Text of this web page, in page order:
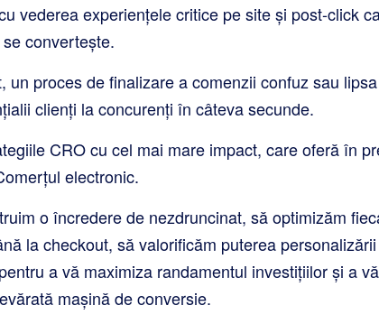
vederea experiențele critice pe site și post-click
convertește.
un proces de finalizare a comenzii confuz sau
clienți la concurenți în câteva secunde.
CRO cu cel mai mare impact, care oferă în
electronic.
o încredere de nezdruncinat, să optimizăm
la checkout, să valorificăm puterea
a vă maximiza randamentul investițiilor și a
mașină de conversie.